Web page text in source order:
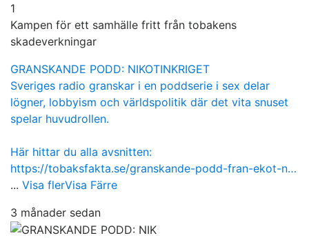
1
Kampen för ett samhälle fritt från tobakens
skadeverkningar
GRANSKANDE PODD: NIKOTINKRIGET
Sveriges radio granskar i en poddserie i sex delar
lögner, lobbyism och världspolitik där det vita snuset
spelar huvudrollen.
Här hittar du alla avsnitten:
https://tobaksfakta.se/granskande-podd-fran-ekot-n…
... Visa flerVisa Färre
3 månader sedan